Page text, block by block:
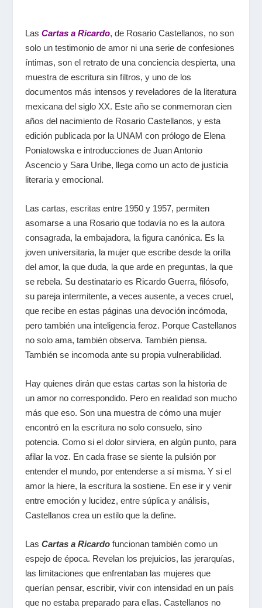
Las Cartas a Ricardo, de Rosario Castellanos, no son
solo un testimonio de amor ni una serie de confesiones
íntimas, son el retrato de una conciencia despierta, una
muestra de escritura sin filtros, y uno de los
documentos más intensos y reveladores de la literatura
mexicana del siglo XX. Este año se conmemoran cien
años del nacimiento de Rosario Castellanos, y esta
edición publicada por la UNAM con prólogo de Elena
Poniatowska e introducciones de Juan Antonio
Ascencio y Sara Uribe, llega como un acto de justicia
literaria y emocional.
Las cartas, escritas entre 1950 y 1957, permiten
asomarse a una Rosario que todavía no es la autora
consagrada, la embajadora, la figura canónica. Es la
joven universitaria, la mujer que escribe desde la orilla
del amor, la que duda, la que arde en preguntas, la que
se rebela. Su destinatario es Ricardo Guerra, filósofo,
su pareja intermitente, a veces ausente, a veces cruel,
que recibe en estas páginas una devoción incómoda,
pero también una inteligencia feroz. Porque Castellanos
no solo ama, también observa. También piensa.
También se incomoda ante su propia vulnerabilidad.
Hay quienes dirán que estas cartas son la historia de
un amor no correspondido. Pero en realidad son mucho
más que eso. Son una muestra de cómo una mujer
encontró en la escritura no solo consuelo, sino
potencia. Como si el dolor sirviera, en algún punto, para
afilar la voz. En cada frase se siente la pulsión por
entender el mundo, por entenderse a sí misma. Y si el
amor la hiere, la escritura la sostiene. En ese ir y venir
entre emoción y lucidez, entre súplica y análisis,
Castellanos crea un estilo que la define.
Las Cartas a Ricardofuncionan también como un
espejo de época. Revelan los prejuicios, las jerarquías,
las limitaciones que enfrentaban las mujeres que
querían pensar, escribir, vivir con intensidad en un país
que no estaba preparado para ellas. Castellanos no